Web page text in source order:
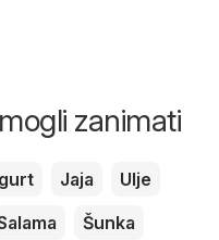
zanimati
Jaja
Ulje
Šunka